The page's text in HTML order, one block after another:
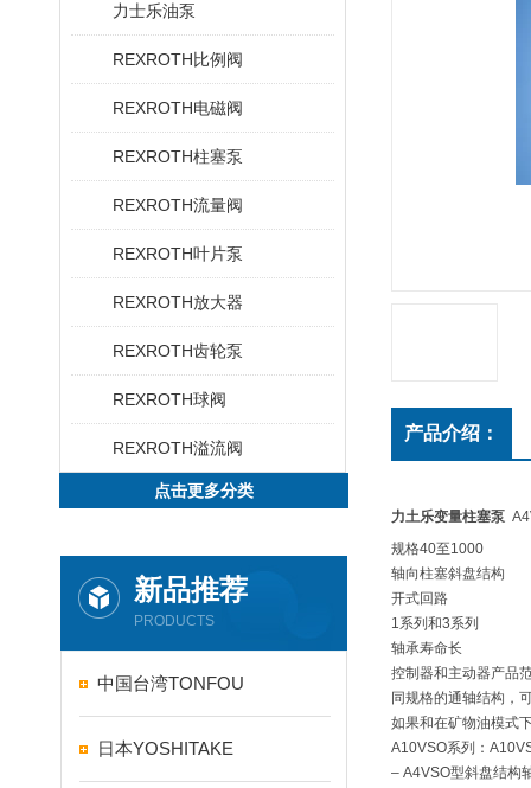
力士乐油泵
REXROTH比例阀
REXROTH电磁阀
REXROTH柱塞泵
REXROTH流量阀
REXROTH叶片泵
REXROTH放大器
REXROTH齿轮泵
REXROTH球阀
REXROTH溢流阀
点击更多分类
新品推荐
PRODUCTS
中国台湾TONFOU
日本YOSHITAKE
产品介绍：
力土乐变量柱塞泵
规格40至1000
轴向柱塞斜盘结构
开式回路
1系列和3系列
轴承寿命长
控制器和主动器产品
同规格的通轴结构，
如果和在矿物油模式
A10VSO系列：
– A4VSO型斜盘结构